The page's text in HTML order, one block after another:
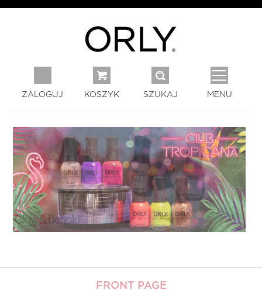
ZALOGUJ KOSZYK SZUKAJ MENU
FRONT PAGE